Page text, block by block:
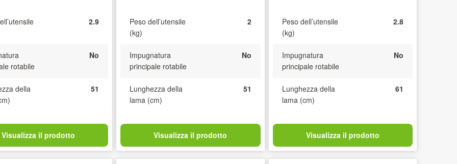
2.9
rotabile
No
della
51
Visualizza il prodotto
Peso dell’utensile
(kg)
2
Impugnatura
principale rotabile
No
Lunghezza della
lama (cm)
51
Visualizza il prodotto
Peso dell’utensile
(kg)
2.8
Impugnatura
principale rotabile
No
Lunghezza della
lama (cm)
61
Visualizza il prodotto